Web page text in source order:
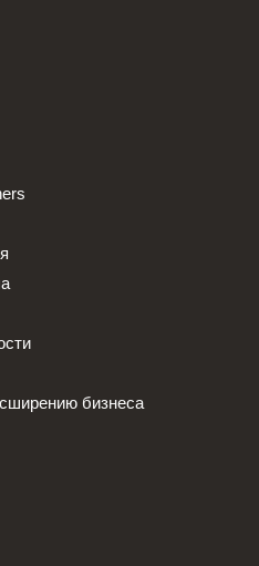
бизнеса